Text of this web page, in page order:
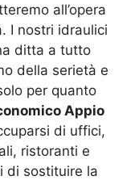
all’opera
I nostri idraulici
ditta a tutto
della serietà e
per quanto
Appio
di uffici,
ristoranti e
di sostituire la